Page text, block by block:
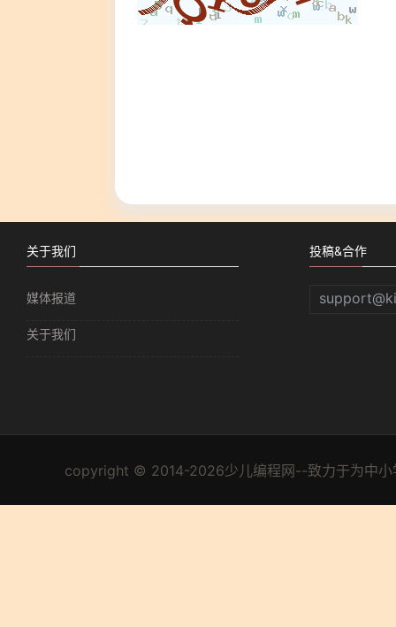
关于我们
媒体报道
关于我们
投稿&合作
copyright © 2014-2026少儿编程网--致力于为中小